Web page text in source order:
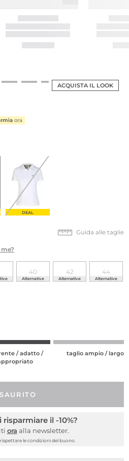
ACQUISTA IL LOOK
ora
DEAL
Guida alle taglie
40
Alternative
42
Alternative
44
Alternative
/ adatto /
taglio ampio / largo
risparmiare il -10%?
ora alla newsletter.
le condizioni del buono.